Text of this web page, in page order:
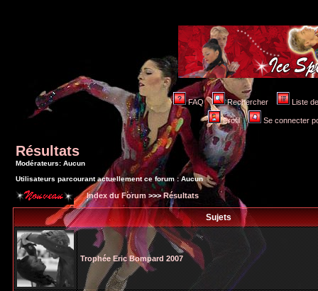
FAQ Rechercher Liste
Profil Se connecter
Résultats
Modérateurs: Aucun
Utilisateurs parcourant actuellement ce forum : Aucun
Index du Forum >>>Résultats
Sujets
Trophée Eric Bompard 2007